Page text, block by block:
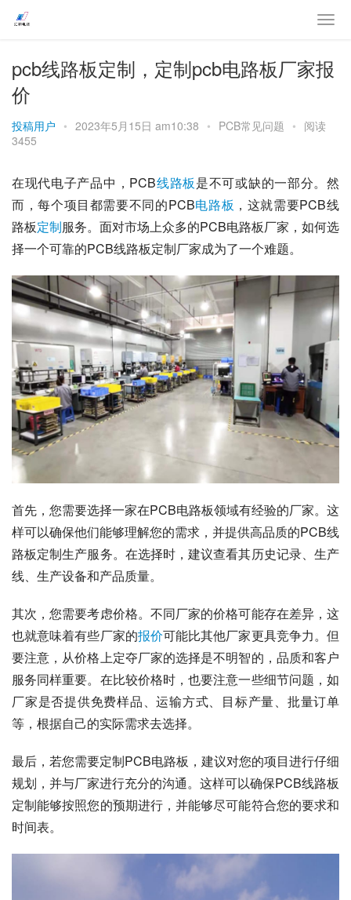
pcb线路板定制，定制pcb电路板厂家报
价
投稿用户 • 2023年5月15日 am10:38 • PCB常见问题 • 阅读
3455
在现代电子产品中，PCB线路板是不可或缺的一部分。然
而，每个项目都需要不同的PCB电路板 ，这就需要PCB线
路板定制服务。面对市场上众多的PCB电路板厂家，如何选
择一个可靠的PCB线路板定制厂家成为了一个难题。
首先，您需要选择一家在PCB电路板领域有经验的厂家。这
样可以确保他们能够理解您的需求，并提供高品质的PCB线
路板定制生产服务。在选择时，建议查看其历史记录、生产
线、生产设备和产品质量。
其次，您需要考虑价格。不同厂家的价格可能存在差异，这
也就意味着有些厂家的报价可能比其他厂家更具竞争力。但
要注意，从价格上定夺厂家的选择是不明智的，品质和客户
服务同样重要。在比较价格时，也要注意一些细节问题，如
厂家是否提供免费样品、运输方式、目标产量、批量订单
等，根据自己的实际需求去选择。
最后，若您需要定制PCB电路板，建议对您的项目进行仔细
规划，并与厂家进行充分的沟通。这样可以确保PCB线路板
定制能够按照您的预期进行，并能够尽可能符合您的要求和
时间表。